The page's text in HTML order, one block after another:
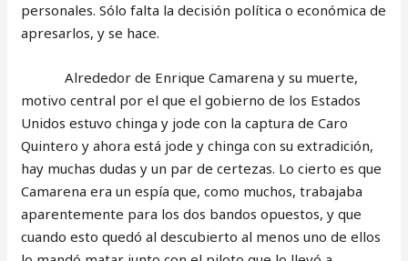
personales. Sólo falta la decisión política o económica de
apresarlos, y se hace.
Alrededor de Enrique Camarena y su muerte,
motivo central por el que el gobierno de los Estados
Unidos estuvo chinga y jode con la captura de Caro
Quintero y ahora está jode y chinga con su extradición,
hay muchas dudas y un par de certezas. Lo cierto es que
Camarena era un espía que, como muchos, trabajaba
aparentemente para los dos bandos opuestos, y que
cuando esto quedó al descubierto al menos uno de ellos